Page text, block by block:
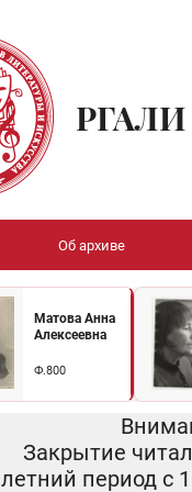
РГАЛИ
Об архиве
Матова Анна
Алексеевна
Ф.800
Закрытие
летний период с